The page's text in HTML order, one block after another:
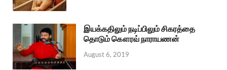
இயக்கதிலும் நடிப்பிலும் சிகரத்தை
தொடும் கௌரவ் நாராயணன்
August 6, 2019